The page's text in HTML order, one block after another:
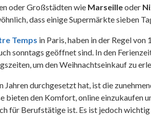
oder Großstädten wie Marseilleoder
dass einige Supermärkte sieben
Temps in Paris, haben in der Regel
sonntags geöffnet sind. In den
um den Weihnachtseinkauf zu
Jahren durchgesetzt hat, ist die
bieten den Komfort, online einzukaufen
für Berufstätige ist. Es ist jedoch wichtig